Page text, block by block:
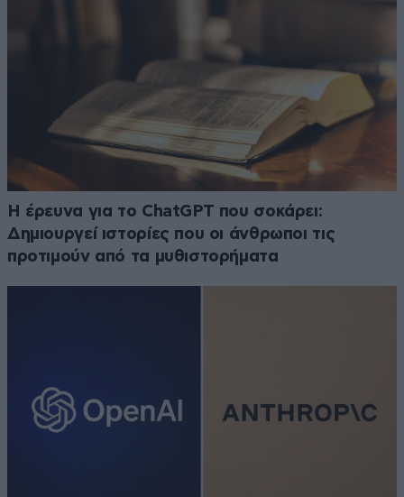
H έρευνα για το ChatGPT που σοκάρει:
Δημιουργεί ιστορίες που οι άνθρωποι τις
προτιμούν από τα μυθιστορήματα